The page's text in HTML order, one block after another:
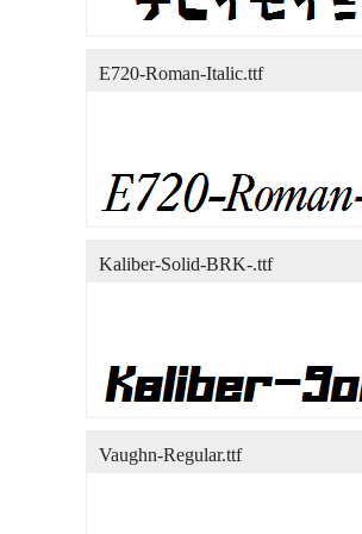
E720-Roman-Italic.ttf
Kaliber-Solid-BRK-.ttf
Vaughn-Regular.ttf